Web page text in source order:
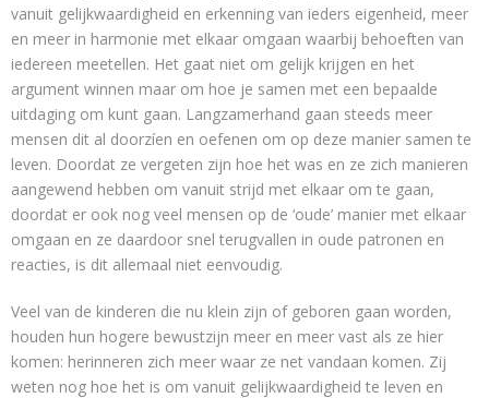
vanuit gelijkwaardigheid en erkenning van ieders eigenheid, meer
en meer in harmonie met elkaar omgaan waarbij behoeften van
iedereen meetellen. Het gaat niet om gelijk krijgen en het
argument winnen maar om hoe je samen met een bepaalde
uitdaging om kunt gaan. Langzamerhand gaan steeds meer
mensen dit al doorzíen en oefenen om op deze manier samen te
leven. Doordat ze vergeten zijn hoe het was en ze zich manieren
aangewend hebben om vanuit strijd met elkaar om te gaan,
doordat er ook nog veel mensen op de ‘oude’ manier met elkaar
omgaan en ze daardoor snel terugvallen in oude patronen en
reacties, is dit allemaal niet eenvoudig.
Veel van de kinderen die nu klein zijn of geboren gaan worden,
houden hun hogere bewustzijn meer en meer vast als ze hier
komen: herinneren zich meer waar ze net vandaan komen. Zij
weten nog hoe het is om vanuit gelijkwaardigheid te leven en